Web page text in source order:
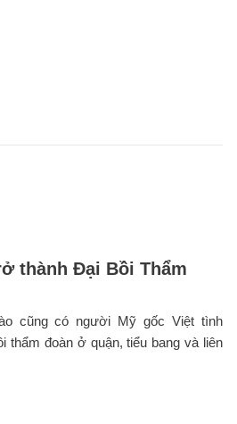
thành Đại Bồi Thẩm
cũng có người Mỹ gốc Việt tình
thẩm đoàn ở quận, tiểu bang và liên